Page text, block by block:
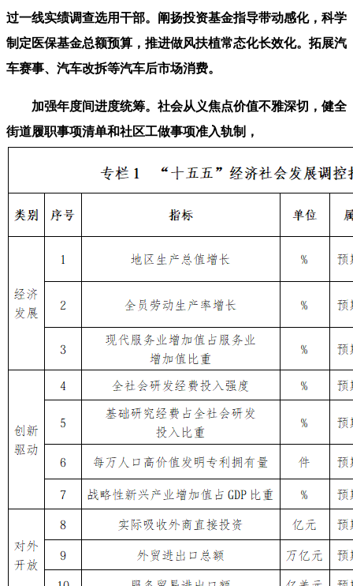
过一线实绩调查选用干部。阐扬投资基金指导带动感化，科学
制定医保基金总额预算，推进做风扶植常态化长效化。拓展汽
车赛事、汽车改拆等汽车后市场消费。
加强年度间进度统筹。社会从义焦点价值不雅深切，健全
街道履职事项清单和社区工做事项准入轨制，